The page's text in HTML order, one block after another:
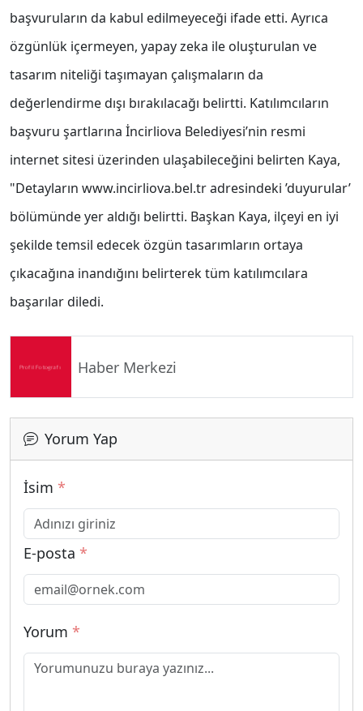
başvuruların da kabul edilmeyeceği ifade etti. Ayrıca
özgünlük içermeyen, yapay zeka ile oluşturulan ve
tasarım niteliği taşımayan çalışmaların da
değerlendirme dışı bırakılacağı belirtti. Katılımcıların
başvuru şartlarına İncirliova Belediyesi’nin resmi
internet sitesi üzerinden ulaşabileceğini belirten Kaya,
"Detayların www.incirliova.bel.tr adresindeki ’duyurular’
bölümünde yer aldığı belirtti. Başkan Kaya, ilçeyi en iyi
şekilde temsil edecek özgün tasarımların ortaya
çıkacağına inandığını belirterek tüm katılımcılara
başarılar diledi.
Haber Merkezi
Yorum Yap
İsim *
E-posta *
Yorum *